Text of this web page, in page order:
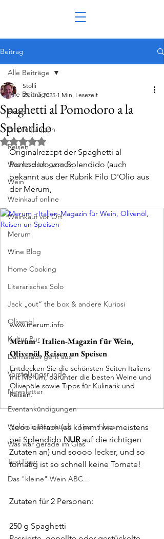
Beitrag
Alle Beiträge
Essen
Empfehlungen
Reisen
Was lese ich gerade
Wein
Weinkauf online
Weinkauf vor Ort
Merum
Wine Blog
Home Cooking
Literarisches Solo
Jack „out“ the box & andere Kuriosi
Olivenöl
Kultur Pur
Darmstadt geht aus
Vorstellungsrunde
Newsletter
Eventankündigungen
Wohin in Darmstadt - Tips - Flops
Was war gerade im Glas
TextTiger
Das "kleine" Wein ABC...
Alle Beiträge
Spaghetti al Pomodoro a la
Splendido
Stolli
25. Juli 2025 1 Min. Lesezeit
Mit NaN von 5 Sternen bewertet.
Originalrezept der Spaghetti al
Pomodoro von Splendido (auch
bekannt aus der Rubrik Filo D'Olio aus
der Merum,
www.merum.info
Merum - Italien-Magazin für Wein,
Olivenöl, Reisen un Speisen
Entdecken Sie die schönsten Seiten Italiens
mit Merum, darunter die besten Weine und
Olivenöle sowie Tipps für Kulinarik und
Reisen.
,sooo einfach (es kommt wie meistens
bei Splendido NUR auf die richtigen
Zutaten an) und soooo lecker, und so
tomatig ist so schnell keine Tomate!
Zutaten für 2 Personen:
250 g Spaghetti